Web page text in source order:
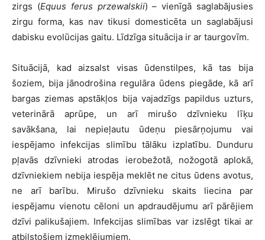
zirgs (Equus ferus przewalskii) – vienīgā saglabājusies
zirgu forma, kas nav tikusi domesticēta un saglabājusi
dabisku evolūcijas gaitu. Līdzīga situācija ir ar taurgovīm.
Situācijā, kad aizsalst visas ūdenstilpes, kā tas bija
šoziem, bija jānodrošina regulāra ūdens piegāde, kā arī
bargas ziemas apstākļos bija vajadzīgs papildus uzturs,
veterinārā aprūpe, un arī mirušo dzīvnieku līķu
savākšana, lai nepieļautu ūdeņu piesārņojumu vai
iespējamo infekcijas slimību tālāku izplatību. Dunduru
pļavās dzīvnieki atrodas ierobežotā, nožogotā aplokā,
dzīvniekiem nebija iespēja meklēt ne citus ūdens avotus,
ne arī barību. Mirušo dzīvnieku skaits liecina par
iespējamu vienotu cēloni un apdraudējumu arī pārējiem
dzīvi palikušajiem. Infekcijas slimības var izslēgt tikai ar
atbilstošiem izmeklējumiem.